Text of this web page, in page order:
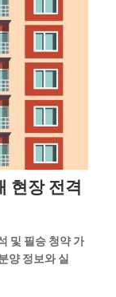
현장 전격
및 필승 청약 가
양 정보와 실